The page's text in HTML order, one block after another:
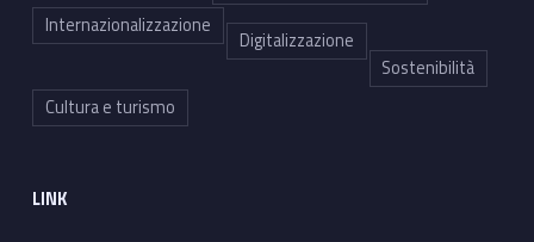
Internazionalizzazione
Digitalizzazione
Sostenibilità
Cultura e turismo
LINK